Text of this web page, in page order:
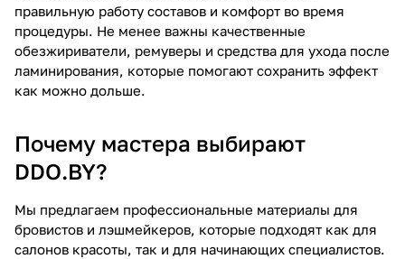
правильную работу составов и комфорт во время
процедуры. Не менее важны качественные
обезжириватели, ремуверы и средства для ухода после
ламинирования, которые помогают сохранить эффект
как можно дольше.
Почему мастера выбирают
DDO.BY?
Мы предлагаем профессиональные материалы для
бровистов и лэшмейкеров, которые подходят как для
салонов красоты, так и для начинающих специалистов.